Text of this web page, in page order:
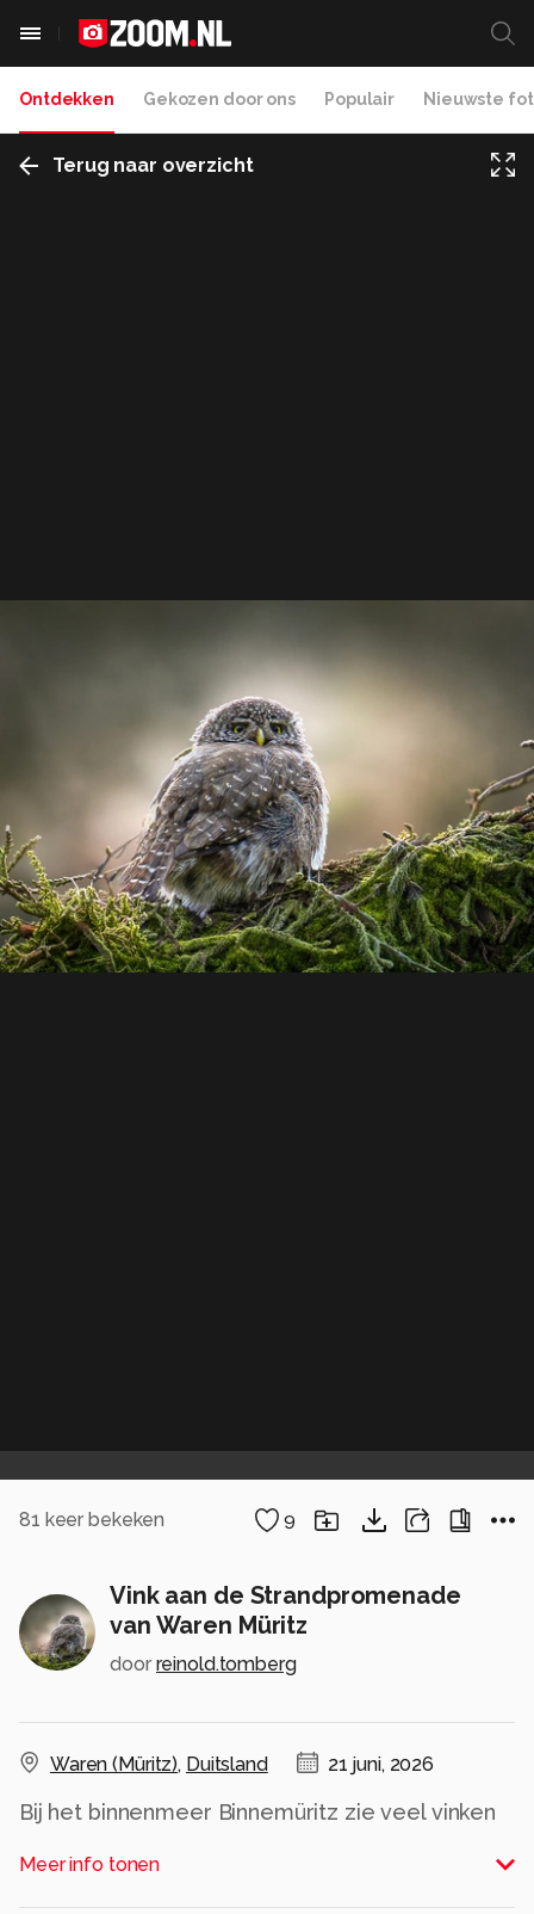
Ontdekken Gekozen door ons Populair Nieuwste
Terug naar overzicht
81 keer bekeken 9
Vink aan de Strandpromenade
van Waren Müritz
door reinold.tomberg
Waren (Müritz), Duitsland 21 juni, 2026
Bij het binnenmeer Binnemüritz zie veel vinken
Meer info tonen